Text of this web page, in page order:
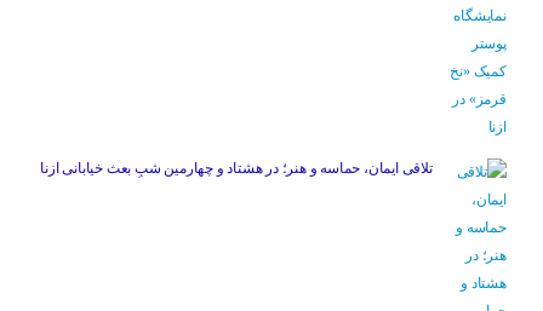
تلاقی ایمان، حماسه و هنر؛ در هشتاد و چهارمین شبِ بعث خیابانی ازنا